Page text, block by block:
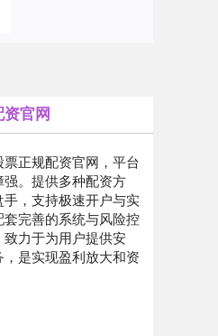
官网
正规配资官网，平台
。提供多种配资方
，支持极速开户与实
完善的系统与风险控
力于为用户提供安
是实现盈利放大和资